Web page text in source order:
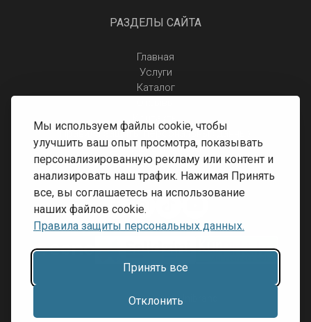
Мы используем файлы cookie, чтобы
улучшить ваш опыт просмотра, показывать
персонализированную рекламу или контент и
анализировать наш трафик. Нажимая Принять
все, вы соглашаетесь на использование
наших файлов cookie.
Правила защиты персональных данных.
Принять все
Отклонить
РАЗДЕЛЫ САЙТА
Главная
Услуги
Каталог
Правила защиты персональных данных
Доставка и оплата
Условия возврата
Разработка сайта:Inibrand